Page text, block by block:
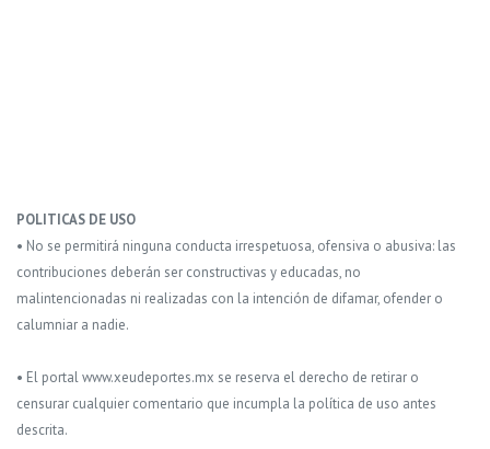
POLITICAS DE USO
• No se permitirá ninguna conducta irrespetuosa, ofensiva o abusiva: las
contribuciones deberán ser constructivas y educadas, no
malintencionadas ni realizadas con la intención de difamar, ofender o
calumniar a nadie.
• El portal www.xeudeportes.mx se reserva el derecho de retirar o
censurar cualquier comentario que incumpla la política de uso antes
descrita.